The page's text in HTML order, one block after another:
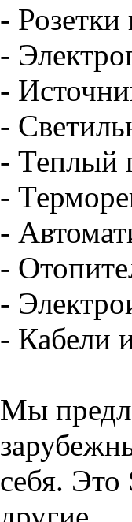
-
-
-
-
- Теплый
-
-
-
-
- Кабели
Мы
себя.